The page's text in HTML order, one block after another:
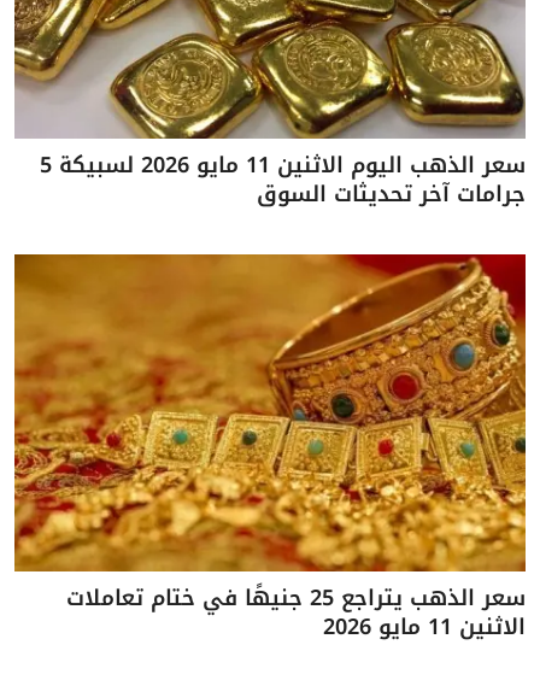
سعر الذهب اليوم الاثنين 11 مايو 2026 لسبيكة 5
جرامات آخر تحديثات السوق
سعر الذهب يتراجع 25 جنيهًا في ختام تعاملات
الاثنين 11 مايو 2026